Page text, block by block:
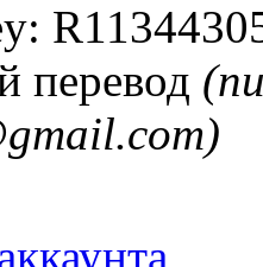
перевод